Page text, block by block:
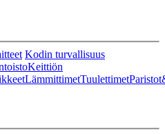
Kodin turvallisuus
Keittiön
LämmittimetTuulettimet